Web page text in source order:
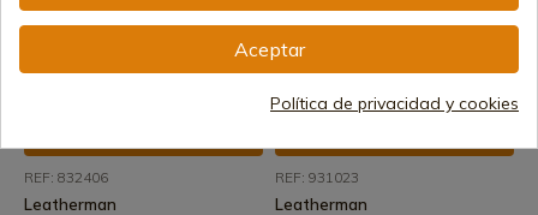
REF: 832406
Leatherman
REF: 931023
Leatherman
Aceptar
Política de privacidad y cookies